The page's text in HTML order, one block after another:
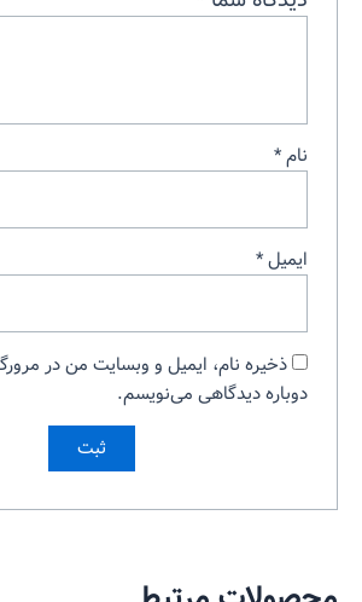
نام*
ایمیل*
ذخیره نام، ایمیل و وبسایت من در
دوباره دیدگاهی می‌نویسم.